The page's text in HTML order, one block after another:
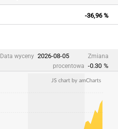
-36,96 %
Data wyceny 2026-08-05
Zmiana
procentowa -0.30 %
JS chart by amCharts